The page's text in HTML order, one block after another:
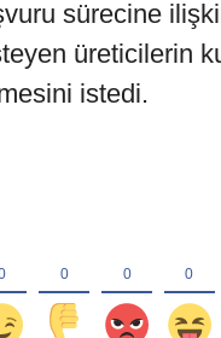
sürecine
üreticilerin
istedi.